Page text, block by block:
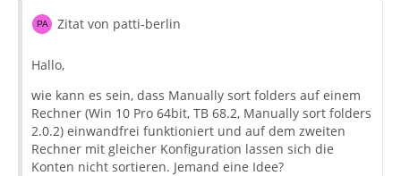
Zitat von patti-berlin
Hallo,
wie kann es sein, dass Manually sort folders auf einem
Rechner (Win 10 Pro 64bit, TB 68.2, Manually sort folders
2.0.2) einwandfrei funktioniert und auf dem zweiten
Rechner mit gleicher Konfiguration lassen sich die
Konten nicht sortieren. Jemand eine Idee?